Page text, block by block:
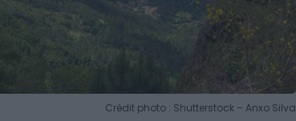
Crédit photo : Shutterstock – Anxo Silva